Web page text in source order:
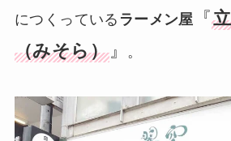
につくっている ラーメン屋 『
（みそら）』 。